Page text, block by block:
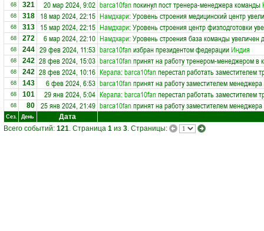
68 321 20 мар 2024, 9:02 barca10fanпокинул пост тренера-менеджера команды
68 318 18 мар 2024, 22:15 Намдхари: Уровень строения медицинский центр
68 313 15 мар 2024, 22:15 Намдхари: Уровень строения центр физподготовки
68 272 6 мар 2024, 22:10 Намдхари: Уровень строения база команды увеличен
68 244 29 фев 2024, 11:53 barca10fanизбран президентом федерацииИндия
68 242 28 фев 2024, 15:03 barca10fanпринят на работу тренером-менеджером в
68 242 28 фев 2024, 10:16 Керала: barca10fanперестал работать заместителем
68 143 6 фев 2024, 6:53 barca10fanпринят на работу заместителем
68 101 29 янв 2024, 5:04 Керала: barca10fanперестал работать заместителем
68 80 25 янв 2024, 21:49 barca10fanпринят на работу заместителем
Сез. День
Дата
Всего событий: 121. Страница 1 из 3. Страницы: